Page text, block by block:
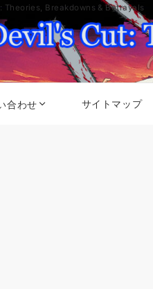
Breakdowns & Betrayals
合わせ サイトマップ